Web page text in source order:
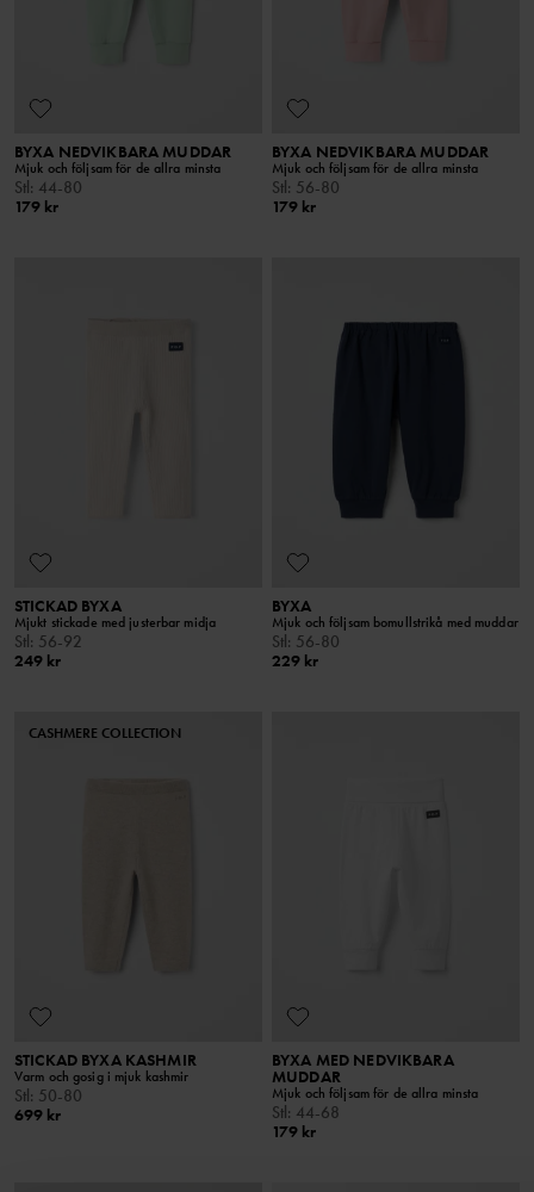
BYXA NEDVIKBARA MUDDAR
Mjuk och följsam för de allra minsta
Stl: 44-80
179 kr
BYXA NEDVIKBARA MUDDAR
Mjuk och följsam för de allra minsta
Stl: 56-80
179 kr
STICKAD BYXA
Mjukt stickade med justerbar midja
Stl: 56-92
249 kr
BYXA
Mjuk och följsam bomullstrikå med muddar
Stl: 56-80
229 kr
CASHMERE COLLECTION
STICKAD BYXA KASHMIR
Varm och gosig i mjuk kashmir
Stl: 50-80
699 kr
BYXA MED NEDVIKBARA
MUDDAR
Mjuk och följsam för de allra minsta
Stl: 44-68
179 kr